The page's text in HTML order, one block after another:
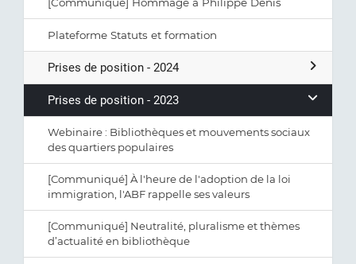
Plateforme Statuts et formation
Prises de position - 2024
Prises de position - 2023
Webinaire : Bibliothèques et mouvements sociaux
des quartiers populaires
[Communiqué] À l'heure de l'adoption de la loi
immigration, l'ABF rappelle ses valeurs
[Communiqué] Neutralité, pluralisme et thèmes
d’actualité en bibliothèque